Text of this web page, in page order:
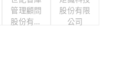
管理顧問
股份有限
股份有限
公司